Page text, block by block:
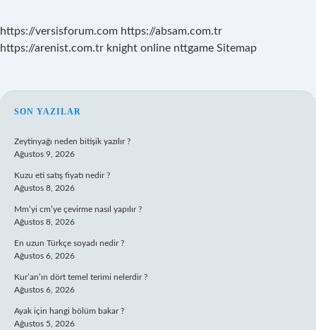
https://versisforum.com https://absam.com.tr
https://arenist.com.tr knight online nttgame Sitemap
SIDEBAR
SON YAZILAR
Zeytinyağı neden bitişik yazılır ?
Ağustos 9, 2026
Kuzu eti satış fiyatı nedir ?
Ağustos 8, 2026
Mm’yi cm’ye çevirme nasıl yapılır ?
Ağustos 8, 2026
En uzun Türkçe soyadı nedir ?
Ağustos 6, 2026
Kur’an’ın dört temel terimi nelerdir ?
Ağustos 6, 2026
Ayak için hangi bölüm bakar ?
Ağustos 5, 2026